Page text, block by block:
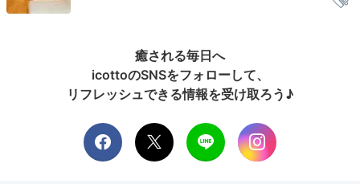
aimi_1013
癒される毎日へ
icottoのSNSをフォローして、
リフレッシュできる情報を受け取ろう♪